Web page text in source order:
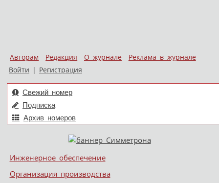
Авторам Редакция О журнале
Реклама в журнале
Войти | Регистрация
Свежий номер
Подписка
Архив номеров
Меню
Skip to content
Инженерное обеспечение
Организация производства